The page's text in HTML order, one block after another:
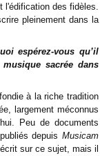
l'édification des fidèles.
pleinement dans la
espérez-vous qu’il
sacrée dans
à la riche tradition
largement méconnus
Peu de documents
depuis Musicam
sur ce sujet, mais il